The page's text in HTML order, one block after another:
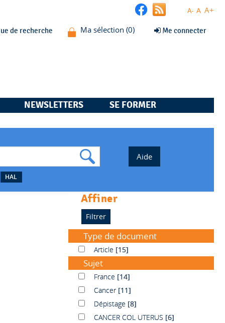
A- A A+
de recherche Me connecter
NEWSLETTERS SE FORMER
HAL
affiner
Type de document
ArticleArticle [15]
Sujet
FranceFrance [14]
CancerCancer [11]
DépistageDépistage [8]
CANCER COL UTERUS
CANCER COL UTERUS [6]